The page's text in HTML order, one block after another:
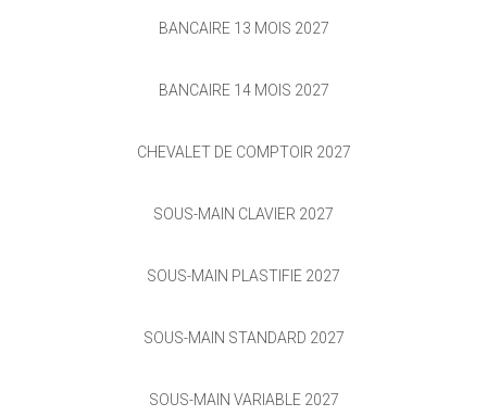
BANCAIRE 13 MOIS 2027
BANCAIRE 14 MOIS 2027
CHEVALET DE COMPTOIR 2027
SOUS-MAIN CLAVIER 2027
SOUS-MAIN PLASTIFIÉ 2027
SOUS-MAIN STANDARD 2027
SOUS-MAIN VARIABLE 2027